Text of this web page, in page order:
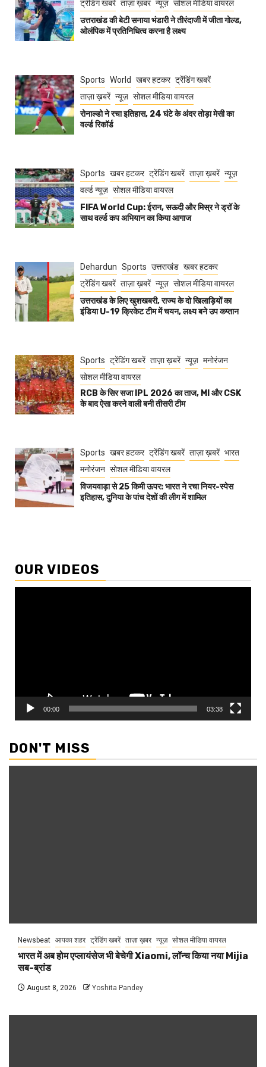
ट्रेंडिंग खबरें ताज़ा ख़बर न्यूज़ सोशल मीडिया वायरल
उत्तराखंड की बेटी सनाया भंडारी ने तीरंदाजी में जीता गोल्ड,
ओलंपिक में प्रतिनिधित्व करना है लक्ष्य
Sports World खबर हटकर ट्रेंडिंग खबरें
ताज़ा ख़बरें न्यूज़ सोशल मीडिया वायरल
रोनाल्डो ने रचा इतिहास, 24 घंटे के अंदर तोड़ा मेसी का
वर्ल्ड रिकॉर्ड
Sports खबर हटकर ट्रेंडिंग खबरें ताज़ा ख़बरें न्यूज़
वर्ल्ड न्यूज़ सोशल मीडिया वायरल
FIFA World Cup: ईरान, सऊदी और मिस्र ने ड्रॉ के
साथ वर्ल्ड कप अभियान का किया आगाज
Dehardun Sports उत्तराखंड खबर हटकर
ट्रेंडिंग खबरें ताज़ा ख़बरें न्यूज़ सोशल मीडिया वायरल
उत्तराखंड के लिए खुशखबरी, राज्य के दो खिलाड़ियों का
इंडिया U-19 क्रिकेट टीम में चयन, लक्ष्य बने उप कप्तान
Sports ट्रेंडिंग खबरें ताज़ा ख़बरें न्यूज़ मनोरंजन
सोशल मीडिया वायरल
RCB के सिर सजा IPL 2026 का ताज, MI और CSK
के बाद ऐसा करने वाली बनी तीसरी टीम
Sports खबर हटकर ट्रेंडिंग खबरें ताज़ा ख़बरें भारत
मनोरंजन सोशल मीडिया वायरल
विजयवाड़ा से 25 किमी ऊपर: भारत ने रचा नियर-स्पेस
इतिहास, दुनिया के पांच देशों की लीग में शामिल
OUR VIDEOS
00:00 03:38
DON'T MISS
Newsbeat आपका शहर ट्रेंडिंग खबरें ताज़ा ख़बर न्यूज़ सोशल मीडिया वायरल
भारत में अब होम एप्लायंसेज भी बेचेगी Xiaomi, लॉन्च किया नया Mijia
सब-ब्रांड
August 8, 2026 Yoshita Pandey